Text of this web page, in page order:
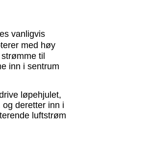
vanligvis
med høy
til
inn i sentrum
løpehjulet,
deretter inn i
luftstrøm